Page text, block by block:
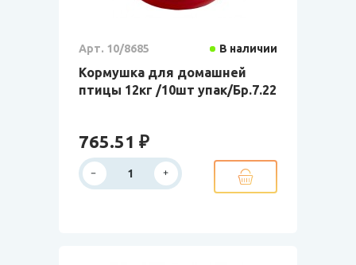
Арт. 10/8685 В наличии
Кормушка для домашней
птицы 12кг /10шт упак/Бр.7.22
765.51 ₽